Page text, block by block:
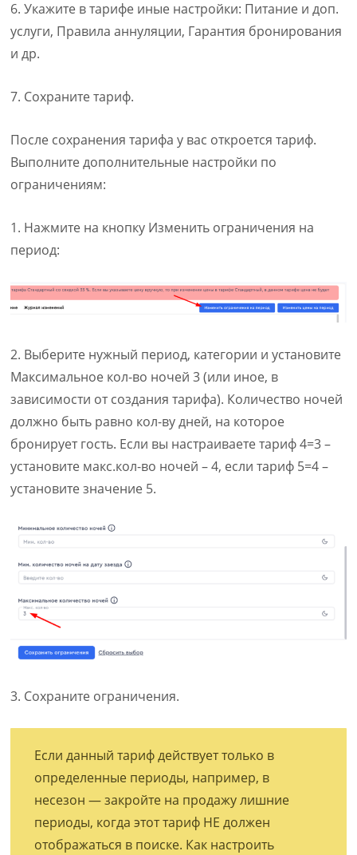
6. Укажите в тарифе иные настройки: Питание и доп.
услуги, Правила аннуляции, Гарантия бронирования
и др.
7. Сохраните тариф.
После сохранения тарифа у вас откроется тариф.
Выполните дополнительные настройки по
ограничениям:
1. Нажмите на кнопку Изменить ограничения на
период:
2. Выберите нужный период, категории и установите
Максимальное кол-во ночей 3 (или иное, в
зависимости от создания тарифа). Количество ночей
должно быть равно кол-ву дней, на которое
бронирует гость. Если вы настраиваете тариф 4=3 –
установите макс.кол-во ночей – 4, если тариф 5=4 –
установите значение 5.
3. Сохраните ограничения.
Если данный тариф действует только в
определенные периоды, например, в
несезон — закройте на продажу лишние
периоды, когда этот тариф НЕ должен
отображаться в поиске. Как настроить